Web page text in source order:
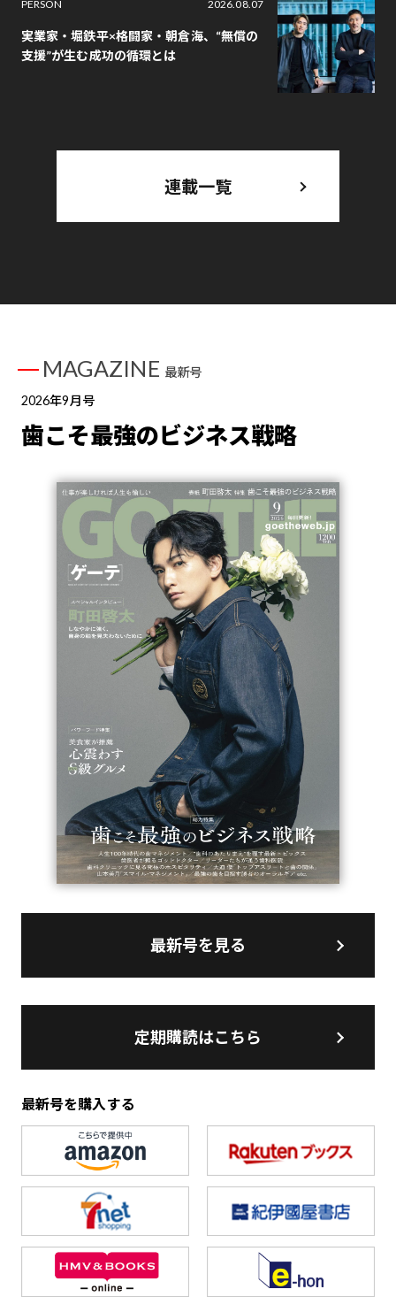
PERSON 2026.08.07
実業家・堀鉄平×格闘家・朝倉海、“無償の
支援”が生む成功の循環とは
連載一覧
MAGAZINE 最新号
2026年9月号
歯こそ最強のビジネス戦略
最新号を見る
定期購読はこちら
最新号を購入する